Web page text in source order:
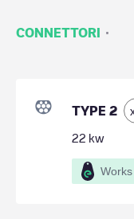
CONNETTORI ·
TYPE 2
22 kw